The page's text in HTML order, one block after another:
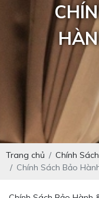
Trang chủ
Chính
Chính Sách Bảo